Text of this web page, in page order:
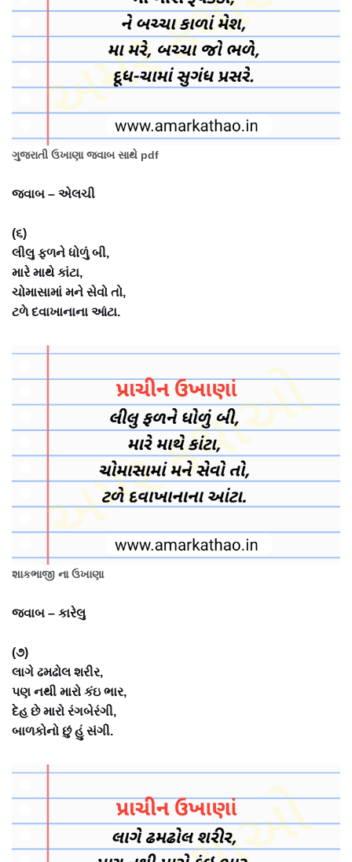
ગુજરાતી ઉખાણા જવાબ સાથે pdf
જવાબ – એલચી
(૬)
લીલુ ફળને ધોળું બી,
મારે માથે કાંટા,
ચોમાસામાં મને સેવો તો,
ટળે દવાખાનાના આંટા.
શાકભાજી ના ઉખાણા
જવાબ – કારેલુ
(૭)
લાગે ઢમઢોલ શરીર,
પણ નથી મારો કંઇ ભાર,
દેહ છે મારો રંગબેરંગી,
બાળકોનો છું હું સંગી.